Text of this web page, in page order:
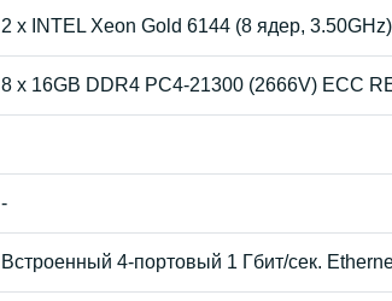
2 x INTEL Xeon Gold 6144 (8 ядер, 3.50GHz)
8 x 16GB DDR4 PC4-21300 (2666V) ECC
-
Встроенный 4-портовый 1 Гбит/сек.